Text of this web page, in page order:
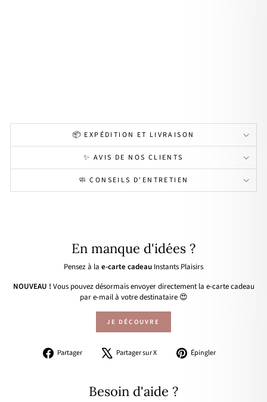
📦 EXPÉDITION ET LIVRAISON
✨ AVIS DE NOS CLIENTS
🧼 CONSEILS D'ENTRETIEN
En manque d'idées ?
Pensez à la e-carte cadeau Instants Plaisirs
NOUVEAU ! Vous pouvez désormais envoyer directement la e-carte cadeau
par e-mail à votre destinataire 😍
JE DÉCOUVRE
Partager
PartagerPartager sur X
Tweeter Épingler
Besoin d'aide ?